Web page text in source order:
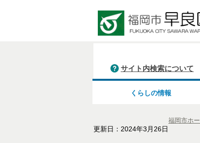
サイト内検索について
くらしの情報
福岡市ホ
更新日：2024年3月26日